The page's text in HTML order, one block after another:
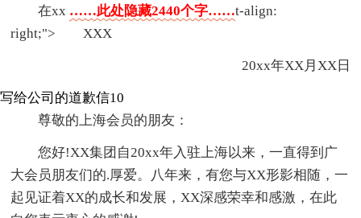
在xx ……此处隐藏2440个字……t-align:
right;"> XXX
20xx年XX月XX日
写给公司的道歉信10
尊敬的上海会员的朋友：
您好!XX集团自20xx年入驻上海以来，一直得到广
大会员朋友们的.厚爱。八年来，有您与XX形影相随，一
起见证着XX的成长和发展，XX深感荣幸和感激，在此